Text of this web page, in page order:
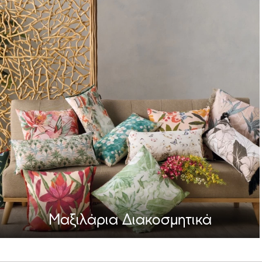
Μαξιλάρια
Διακοσμητικά
Μαξιλάρια
Ύπνου
Μαξιλάρια Διακοσμητικά